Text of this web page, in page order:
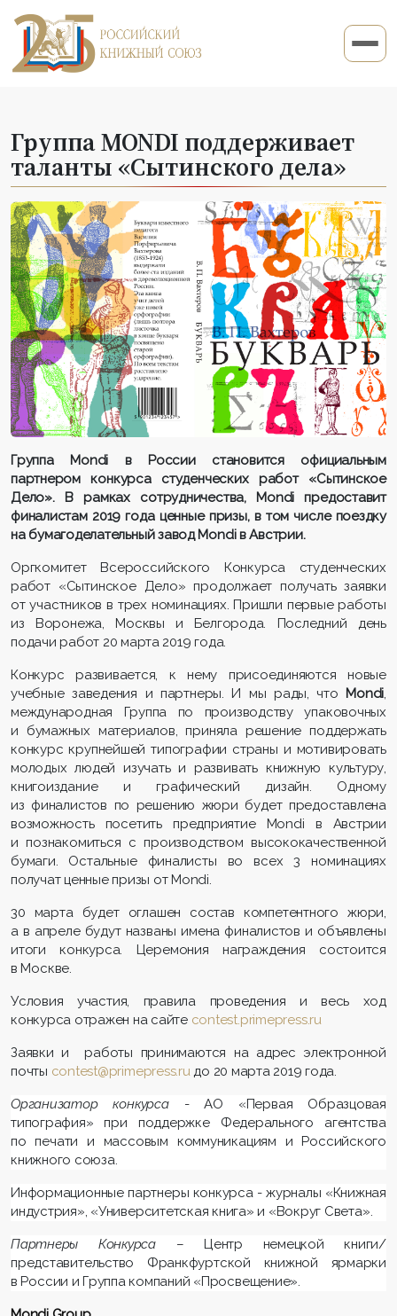
Группа MONDI поддерживает
таланты «Сытинского дела»
Группа Mondi в России становится официальным
партнером конкурса студенческих работ «Сытинское
Дело». В рамках сотрудничества, Mondi предоставит
финалистам 2019 года ценные призы, в том числе поездку
на бумагоделательный заводMondi в Австрии.
Оргкомитет Всероссийского Конкурса студенческих
работ «Сытинское Дело» продолжает получать заявки
от участников в трех номинациях. Пришли первые работы
из Воронежа, Москвы и Белгорода. Последний день
подачи работ 20 марта 2019 года.
Конкурс развивается, к нему присоединяются новые
учебные заведения и партнеры. И мы рады, что Mondi,
международная Группа по производству упаковочных
и бумажных материалов, приняла решение поддержать
конкурс крупнейшей типографии страны и мотивировать
молодых людей изучать и развивать книжную культуру,
книгоиздание и графический дизайн. Одному
из финалистов по решению жюри будет предоставлена
возможность посетить предприятие Mondi в Австрии
и познакомиться с производством высококачественной
бумаги. Остальные финалисты во всех 3 номинациях
получат ценные призы от Mondi.
30 марта будет оглашен состав компетентного жюри,
а в апреле будут названы имена финалистов и объявлены
итоги конкурса. Церемония награждения состоится
в Москве.
Условия участия, правила проведения и весь ход
конкурса отражен на сайте contest.primepress.ru
Заявки и работы принимаются на адрес электронной
почты contest@primepress.ruдо 20 марта 2019 года.
Организатор конкурса- АО «Первая Образцовая
типография» при поддержке Федерального агентства
по печати и массовым коммуникациям и Российского
книжного союза.
Информационные партнеры конкурса - журналы «Книжная
индустрия», «Университетская книга» и «Вокруг Света».
Партнеры Конкурса – Центр немецкой книги/
представительство Франкфуртской книжной ярмарки
в России и Группа компаний «Просвещение».